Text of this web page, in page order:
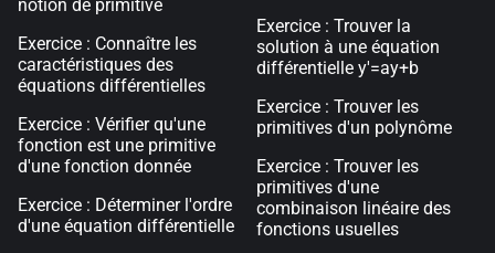
notion de primitive
Exercice : Connaître les
caractéristiques des
équations différentielles
Exercice : Vérifier qu'une
fonction est une primitive
d'une fonction donnée
Exercice : Déterminer l'ordre
d'une équation différentielle
Exercice : Trouver la
solution à une équation
différentielle y'=ay+b
Exercice : Trouver les
primitives d'un polynôme
Exercice : Trouver les
primitives d'une
combinaison linéaire des
fonctions usuelles